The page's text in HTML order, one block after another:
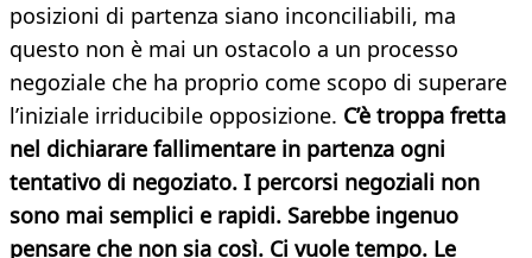
posizioni di partenza siano inconciliabili, ma
questo non è mai un ostacolo a un processo
negoziale che ha proprio come scopo di superare
l’iniziale irriducibile opposizione. C’è troppa fretta
nel dichiarare fallimentare in partenza ogni
tentativo di negoziato. I percorsi negoziali non
sono mai semplici e rapidi. Sarebbe ingenuo
pensare che non sia così. Ci vuole tempo. Le